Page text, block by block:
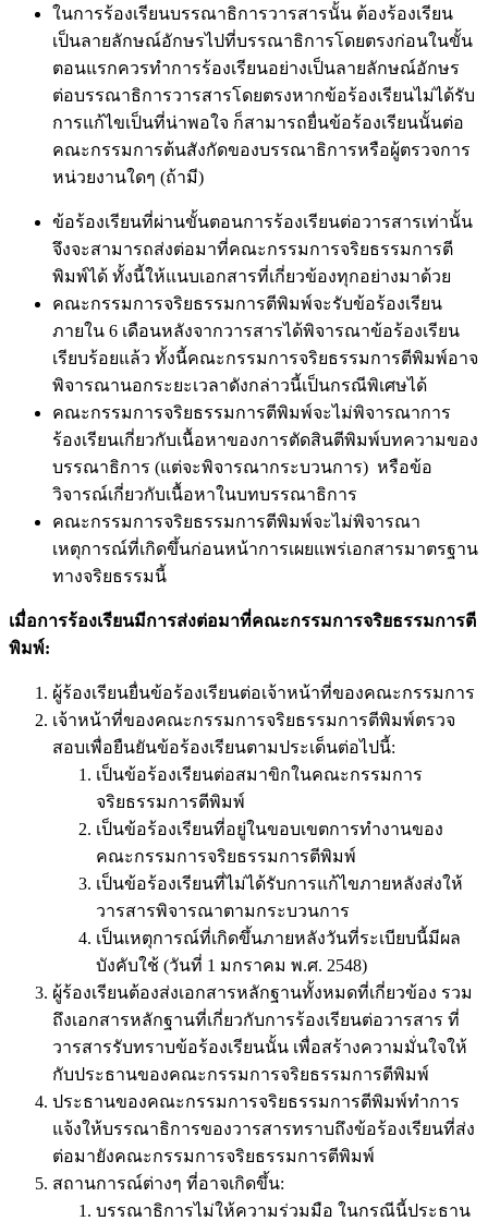
ในการร้องเรียนบรรณาธิการวารสารนั้น ต้องร้องเรียน
เป็นลายลักษณ์อักษรไปที่บรรณาธิการโดยตรงก่อนในขั้น
ตอนแรกควรทำการร้องเรียนอย่างเป็นลายลักษณ์อักษร
ต่อบรรณาธิการวารสารโดยตรงหากข้อร้องเรียนไม่ได้รับ
การแก้ไขเป็นที่น่าพอใจ ก็สามารถยื่นข้อร้องเรียนนั้นต่อ
คณะกรรมการต้นสังกัดของบรรณาธิการหรือผู้ตรวจการ
หน่วยงานใดๆ (ถ้ามี)
ข้อร้องเรียนที่ผ่านขั้นตอนการร้องเรียนต่อวารสารเท่านั้น
จึงจะสามารถส่งต่อมาที่คณะกรรมการจริยธรรมการตี
พิมพ์ได้ ทั้งนี้ให้แนบเอกสารที่เกี่ยวข้องทุกอย่างมาด้วย
คณะกรรมการจริยธรรมการตีพิมพ์จะรับข้อร้องเรียน
ภายใน 6 เดือนหลังจากวารสารได้พิจารณาข้อร้องเรียน
เรียบร้อยแล้ว ทั้งนี้คณะกรรมการจริยธรรมการตีพิมพ์อาจ
พิจารณานอกระยะเวลาดังกล่าวนี้เป็นกรณีพิเศษได้
คณะกรรมการจริยธรรมการตีพิมพ์จะไม่พิจารณาการ
ร้องเรียนเกี่ยวกับเนื้อหาของการตัดสินตีพิมพ์บทความของ
บรรณาธิการ (แต่จะพิจารณากระบวนการ) หรือข้อ
วิจารณ์เกี่ยวกับเนื้อหาในบทบรรณาธิการ
คณะกรรมการจริยธรรมการตีพิมพ์จะไม่พิจารณา
เหตุการณ์ที่เกิดขึ้นก่อนหน้าการเผยแพร่เอกสารมาตรฐาน
ทางจริยธรรมนี้
เมื่อการร้องเรียนมีการส่งต่อมาที่คณะกรรมการจริยธรรมการตี
พิมพ์:
ผู้ร้องเรียนยื่นข้อร้องเรียนต่อเจ้าหน้าที่ของคณะกรรมการ
เจ้าหน้าที่ของคณะกรรมการจริยธรรมการตีพิมพ์ตรวจ
สอบเพื่อยืนยันข้อร้องเรียนตามประเด็นต่อไปนี้:
เป็นข้อร้องเรียนต่อสมาขิกในคณะกรรมการ
จริยธรรมการตีพิมพ์
เป็นข้อร้องเรียนที่อยู่ในขอบเขตการทำงานของ
คณะกรรมการจริยธรรมการตีพิมพ์
เป็นข้อร้องเรียนที่ไม่ได้รับการแก้ไขภายหลังส่งให้
วารสารพิจารณาตามกระบวนการ
เป็นเหตุการณ์ที่เกิดขึ้นภายหลังวันที่ระเบียบนี้มีผล
บังคับใช้ (วันที่ 1 มกราคม พ.ศ. 2548)
ผู้ร้องเรียนต้องส่งเอกสารหลักฐานทั้งหมดที่เกี่ยวข้อง รวม
ถึงเอกสารหลักฐานที่เกี่ยวกับการร้องเรียนต่อวารสาร ที่
วารสารรับทราบข้อร้องเรียนนั้น เพื่อสร้างความมั่นใจให้
กับประธานของคณะกรรมการจริยธรรมการตีพิมพ์
ประธานของคณะกรรมการจริยธรรมการตีพิมพ์ทำการ
แจ้งให้บรรณาธิการของวารสารทราบถึงข้อร้องเรียนที่ส่ง
ต่อมายังคณะกรรมการจริยธรรมการตีพิมพ์
สถานการณ์ต่างๆ ที่อาจเกิดขึ้น:
บรรณาธิการไม่ให้ความร่วมมือ ในกรณีนี้ประธาน